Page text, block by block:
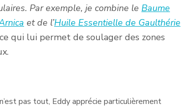
Par exemple, je combine le Baume
et de l’Huile Essentielle de Gaulthérie
qui lui permet de soulager des zones
pas tout, Eddy apprécie particulièrement